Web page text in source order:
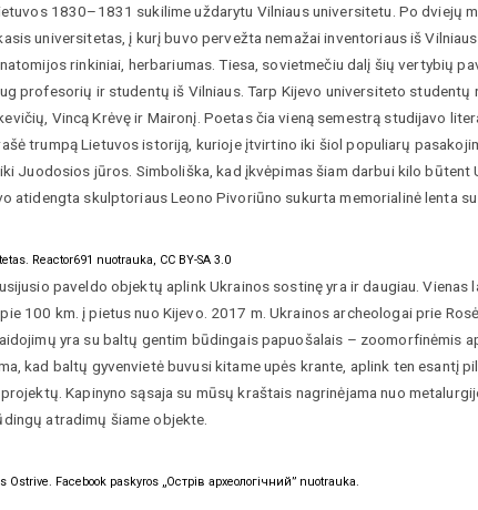
1830–1831 sukilime uždarytu Vilniaus universitetu. Po dviejų
universitetas, į kurį buvo pervežta nemažai inventoriaus iš
rinkiniai, herbariumas. Tiesa, sovietmečiu dalį šių vertybių
profesorių ir studentų iš Vilniaus. Tarp Kijevo universiteto studentų
Vincą Krėvę ir Maironį. Poetas čia vieną semestrą studijavo
trumpą Lietuvos istoriją, kurioje įtvirtino iki šiol populiarų
Juodosios jūros. Simboliška, kad įkvėpimas šiam darbui kilo
atidengta skulptoriaus Leono Pivoriūno sukurta memorialinė lenta su
Reactor691 nuotrauka, CC BY-SA 3.0
paveldo objektų aplink Ukrainos sostinę yra ir daugiau.
100 km. į pietus nuo Kijevo. 2017 m. Ukrainos archeologai prie
yra su baltų gentim būdingais papuošalais – zoomorfinėmis
kad baltų gyvenvietė buvusi kitame upės krante, aplink ten esantį
Kapinyno sąsaja su mūsų kraštais nagrinėjama nuo
atradimų šiame objekte.
Ostrive. Facebook paskyros „Острів археологічний” nuotrauka.